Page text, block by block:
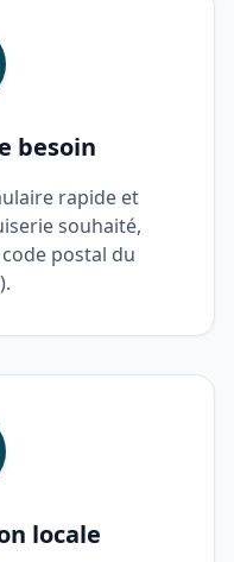
besoin
rapide et
souhaité,
postal du
locale